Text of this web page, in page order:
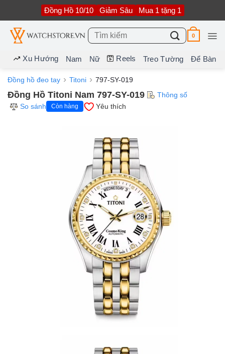
nội
dung
Đồng Hồ 10/10 Giảm Sâu Mua 1 tặng 1
Tìm
kiếm:
0
Xu Hướng Nam Nữ Reels Treo Tường Để Bàn
Đồng hồ đeo tay Titoni 797-SY-019
Đồng Hồ Titoni Nam 797-SY-019
Thông số
So sánh
Còn hàng Yêu thích